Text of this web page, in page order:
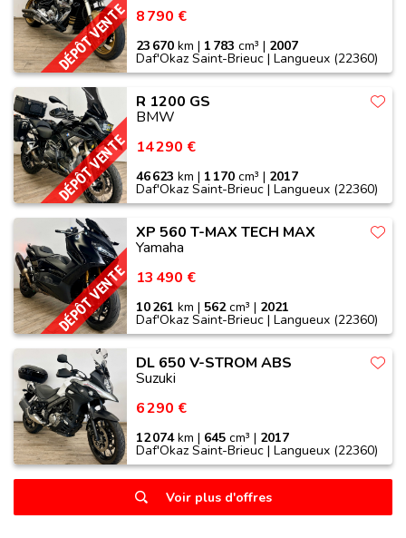
DÉPÔT VENTE 8 790 €
23 670 km | 1 783 cm³ | 2007
Daf'Okaz Saint-Brieuc | Langueux (22360)
DÉPÔT VENTE
R 1200 GS
BMW
14 290 €
46 623 km | 1 170 cm³ | 2017
Daf'Okaz Saint-Brieuc | Langueux (22360)
DÉPÔT VENTE
XP 560 T-MAX TECH MAX
Yamaha
13 490 €
10 261 km |562cm³ | 2021
Daf'Okaz Saint-Brieuc | Langueux (22360)
DL 650 V-STROM ABS
Suzuki
6 290 €
12 074km | 645 cm³ | 2017
Daf'Okaz Saint-Brieuc | Langueux (22360)
Voir plus d'offres